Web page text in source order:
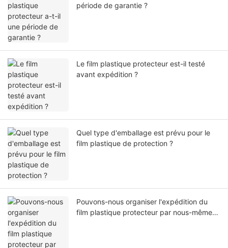
période de garantie ?
Le film plastique protecteur est-il testé
avant expédition ?
Quel type d'emballage est prévu pour le
film plastique de protection ?
Pouvons-nous organiser l'expédition du
film plastique protecteur par nous-mêmes